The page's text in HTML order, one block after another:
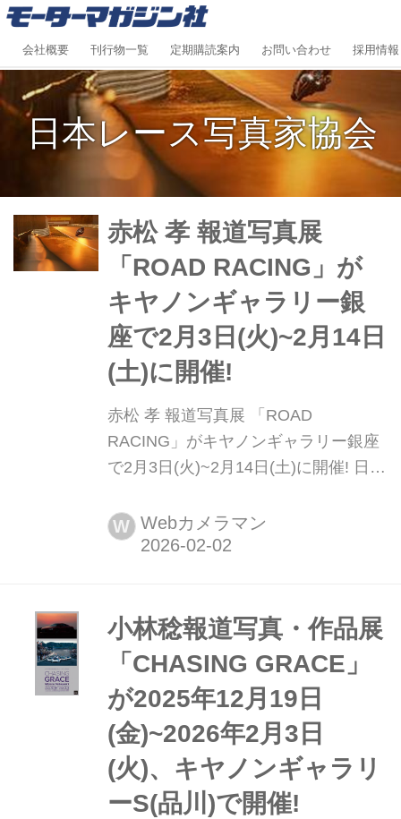
会社概要 刊行物一覧 定期購読案内 お問い合わせ 採用情報
日本レース写真家協会
赤松 孝 報道写真展
「ROAD RACING」が
キヤノンギャラリー銀
座で2月3日(火)~2月14日
(土)に開催!
赤松 孝 報道写真展 「ROAD
RACING」がキヤノンギャラリー銀座
で2月3日(火)~2月14日(土)に開催! 日本
赤松孝さんが1986年から2025年ま
で、40年の間に撮影したロードレース
ャラリー銀座で2月3日(火)~2月14日
(土)に開催される。キヤノンギャラリ
ー大阪...
W Webカメラマン
小林稔報道写真・作品展
「CHASING GRACE」
が2025年12月19日
(金)~2026年2月3日
(火)、キヤノンギャラリ
ーS(品川)で開催!